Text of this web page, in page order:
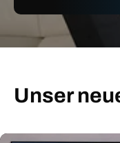
Unser